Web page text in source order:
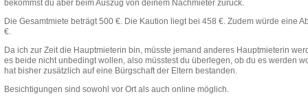
bekommst du aber beim Auszug von deinem Nachmieter zurück.
Die Gesamtmiete beträgt 500 €. Die Kaution liegt bei 458 €. Zudem würde eine
€.
Da ich zur Zeit die Hauptmieterin bin, müsste jemand anderes Hauptmieterin
es beide nicht unbedingt wollen, also müsstest du überlegen, ob du es werden
hat bisher zusätzlich auf eine Bürgschaft der Eltern bestanden.
Besichtigungen sind sowohl vor Ort als auch online möglich.